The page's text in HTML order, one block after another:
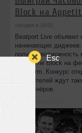
Esc
Block на
сегодня в 16:01
Beatport Live объявил
начинающих диджеев:
получат возможность
сцене The Block на
The Farm. Конкурс
победителей ждут
от партнёров.